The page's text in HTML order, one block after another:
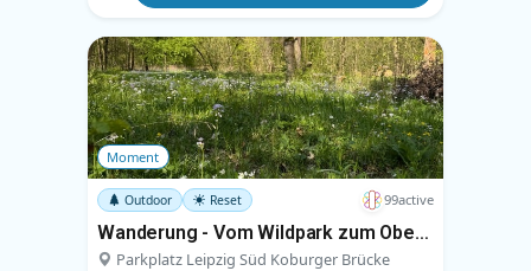
Moment
Outdoor Reset 99active
Wanderung - Vom Wildpark zum Oberholz
Parkplatz Leipzig Süd Koburger Brücke